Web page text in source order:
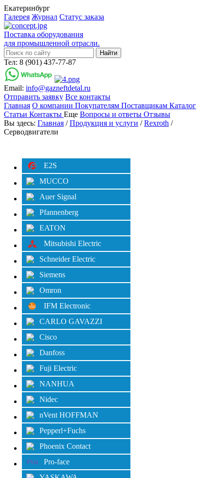
Екатеринбург
Галерея Журнал Статус заказа
Поставка оборудования
для промышленной отрасли.
Тел: 8 (901) 437-77-87
Email: info@gazneftdetal.ru
Отправить заявку Все контакты
Главная О компании Покупателям Поставщикам Каталог
Статьи Контакты Еще Вопросы и ответы Отзывы
Вы здесь: Главная /Продукция и услуги /Rexroth /
Серводвигатели
E2S
MUCCO
Auer Signal
Pfannenberg
EATON
Mitsubishi Electric
Schneider Electric
Siemens
Omron
IFM Electronic
CARLO GAVAZZI
Cisco
Danfoss
Fuji Electric
NANHUA
Nidec
nVent HOFFMAN
Pepperl+Fuchs
Phoenix Contact
Pro-face